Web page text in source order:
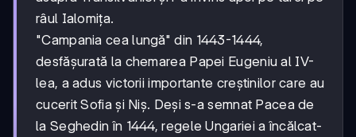
râul Ialomița.
"Campania cea lungă" din 1443-1444,
desfășurată la chemarea Papei Eugeniu al IV-
lea, a adus victorii importante creștinilor care au
cucerit Sofia și Niș. Deși s-a semnat Pacea de
la Seghedin în 1444, regele Ungariei a încălcat-